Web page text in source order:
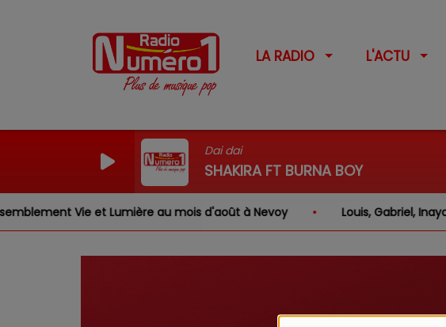
LA RADIO L'ACTU
Dai dai
SHAKIRA FT BURNA BOY
Vie et Lumière au mois d'août à Nevoy Louis, Gabriel, Inaya,